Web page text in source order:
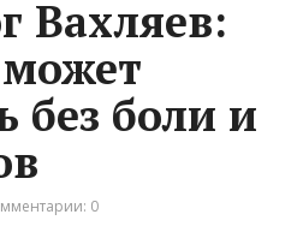
Вахляев:
без боли и
0